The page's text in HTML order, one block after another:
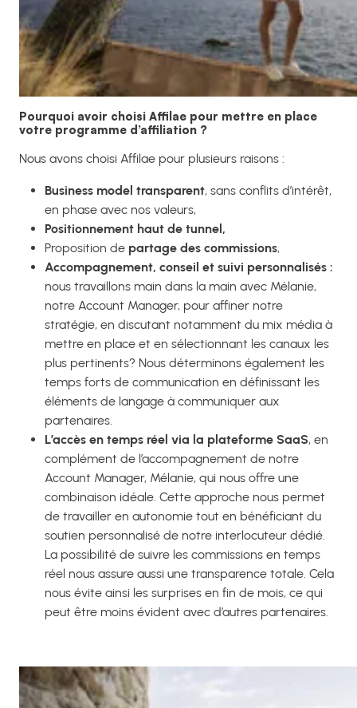
Pourquoi avoir choisi Affilae pour mettre en place
votre programme d’affiliation ?
Nous avons choisi Affilae pour plusieurs raisons :
Business model transparent, sans conflits d’intérêt,
en phase avec nos valeurs,
Positionnement haut de tunnel,
Proposition de partage des commissions,
Accompagnement, conseil et suivi personnalisés :
nous travaillons main dans la main avec Mélanie,
notre Account Manager, pour affiner notre
stratégie, en discutant notamment du mix média à
mettre en place et en sélectionnant les canaux les
plus pertinents? Nous déterminons également les
temps forts de communication en définissant les
éléments de langage à communiquer aux
partenaires.
L’accès en temps réel via la plateforme SaaS, en
complément de l’accompagnement de notre
Account Manager, Mélanie, qui nous offre une
combinaison idéale. Cette approche nous permet
de travailler en autonomie tout en bénéficiant du
soutien personnalisé de notre interlocuteur dédié.
La possibilité de suivre les commissions en temps
réel nous assure aussi une transparence totale. Cela
nous évite ainsi les surprises en fin de mois, ce qui
peut être moins évident avec d’autres partenaires.